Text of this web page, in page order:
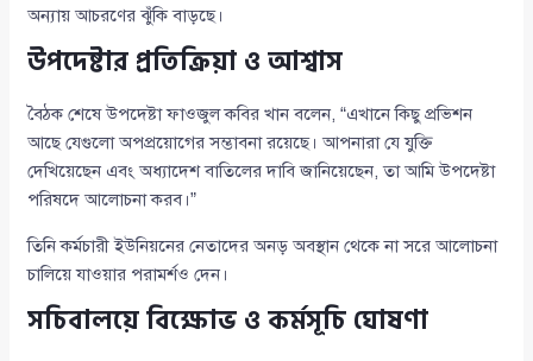
অন্যায় আচরণের ঝুঁকি বাড়ছে।
উপদেষ্টার প্রতিক্রিয়া ও আশ্বাস
বৈঠক শেষে উপদেষ্টা ফাওজুল কবির খান বলেন, “এখানে কিছু প্রভিশন
আছে যেগুলো অপপ্রয়োগের সম্ভাবনা রয়েছে। আপনারা যে যুক্তি
দেখিয়েছেন এবং অধ্যাদেশ বাতিলের দাবি জানিয়েছেন, তা আমি উপদেষ্টা
পরিষদে আলোচনা করব।”
তিনি কর্মচারী ইউনিয়নের নেতাদের অনড় অবস্থান থেকে না সরে আলোচনা
চালিয়ে যাওয়ার পরামর্শও দেন।
সচিবালয়ে বিক্ষোভ ও কর্মসূচি ঘোষণা